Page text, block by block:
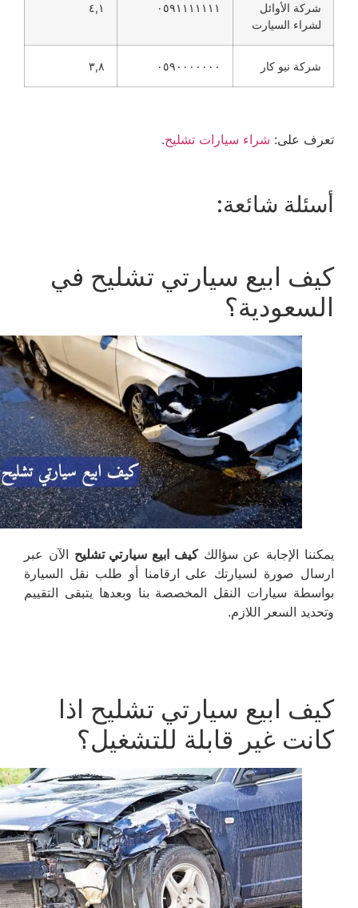
شركة الأوائل
لشراء السيارت
٠٥٩١١١١١١١ ٤,١
شركة نيو كار ٠٥٩٠٠٠٠٠٠٠ ٣,٨
تعرف على:شراء سيارات تشليح.
أسئلة شائعة:
كيف ابيع سيارتي تشليح في
السعودية؟
يمكننا الإجابة عن سؤالككيف ابيع سيارتي تشليحالآن عبر
ارسال صورة لسيارتك على ارقامنا أو طلب نقل السيارة
بواسطة سيارات النقل المخصصة بنا وبعدها يتبقى التقييم
وتحديد السعر اللازم.
كيف ابيع سيارتي تشليح اذا
كانت غير قابلة للتشغيل؟